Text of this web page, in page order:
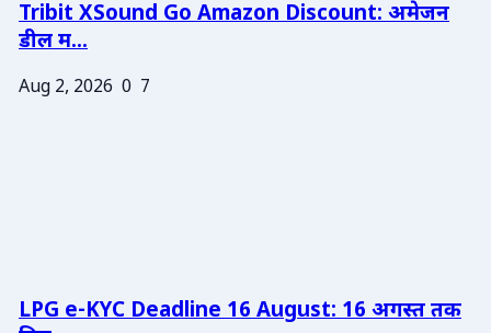
Tribit XSound Go Amazon Discount: अमेजन
डील म...
Aug 2, 2026 0 7
LPG e-KYC Deadline 16 August: 16 अगस्त तक